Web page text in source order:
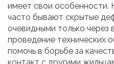
имеет свои особенности.
часто бывают скрытые
очевидными только через
проведение технических
помочь в борьбе за
контакт с другими